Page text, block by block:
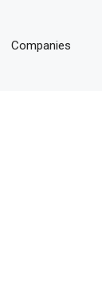
Companies